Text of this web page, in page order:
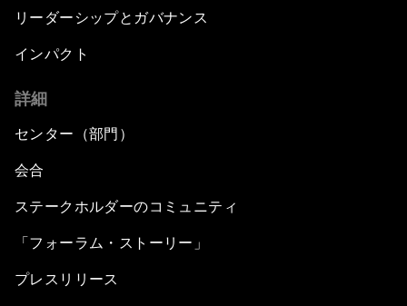
リーダーシップとガバナンス
インパクト
詳細
センター（部門）
会合
ステークホルダーのコミュニティ
「フォーラム・ストーリー」
プレスリリース